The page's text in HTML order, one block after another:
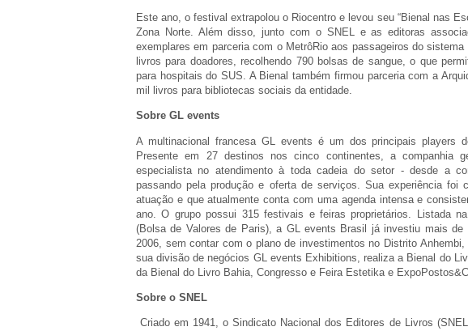
Este ano, o festival extrapolou o Riocentro e levou seu “Bienal nas
Zona Norte. Além disso, junto com o SNEL e as editoras
exemplares em parceria com o MetrôRio aos passageiros do
livros para doadores, recolhendo 790 bolsas de sangue, o que
para hospitais do SUS. A Bienal também firmou parceria com a
mil livros para bibliotecas sociais da entidade.
Sobre GL events
A multinacional francesa GL events é um dos principais players
Presente em 27 destinos nos cinco continentes, a companhia
especialista no atendimento à toda cadeia do setor - desde a
passando pela produção e oferta de serviços. Sua experiência foi
atuação e que atualmente conta com uma agenda intensa e
ano. O grupo possui 315 festivais e feiras proprietários. Listada
(Bolsa de Valores de Paris), a GL events Brasil já investiu mais
2006, sem contar com o plano de investimentos no Distrito
sua divisão de negócios GL events Exhibitions, realiza a Bienal do
da Bienal do Livro Bahia, Congresso e Feira Estetika e
Sobre o SNEL
Criado em 1941, o Sindicato Nacional dos Editores de Livros